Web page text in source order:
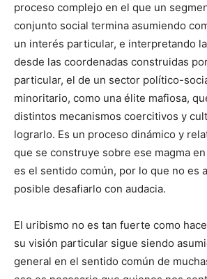
proceso complejo en el que un
conjunto social termina asumiendo
un interés particular, e interpretando
desde las coordenadas construidas
particular, el de un sector político-
minoritario, como una élite mafiosa,
distintos mecanismos coercitivos y
lograrlo. Es un proceso dinámico y
que se construye sobre ese magma
es el sentido común, por lo que no es
posible desafiarlo con audacia.
El uribismo no es tan fuerte como
su visión particular sigue siendo
general en el sentido común de